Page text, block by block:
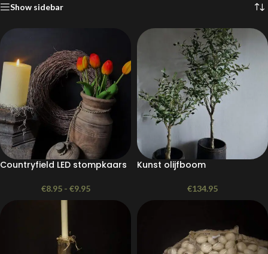
Show sidebar
Countryfield LED stompkaars
€8.95 - €9.95
Kunst olijfboom
€134.95